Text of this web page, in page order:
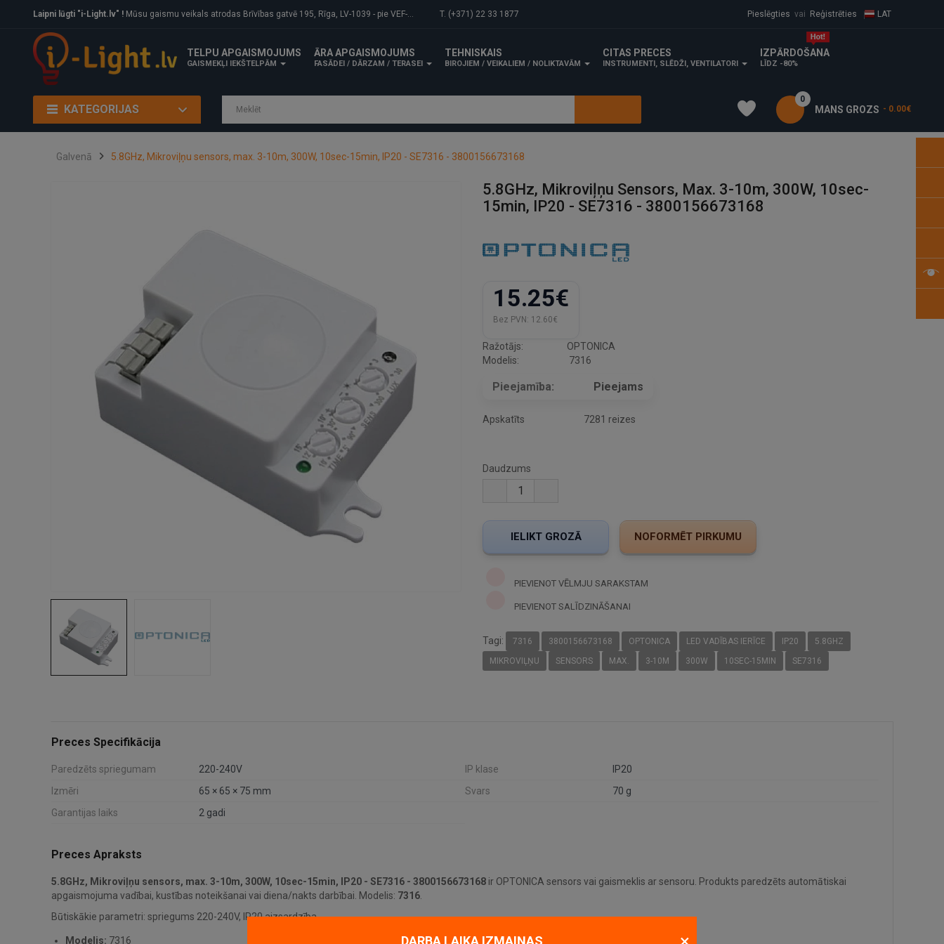
Laipni lūgti "i-Light.lv" ! Mūsu gaismu veikals atrodas Brīvības gatvē 195, Rīga, LV-1039 - pie VEF-Gaisa tilta. T. (+371) 22 33 1877 Pieslēgties vai Reģistrēties LAT
TELPU APGAISMOJUMS
GAISMEKĻI IEKŠTELPĀM
ĀRA APGAISMOJUMS
FASĀDEI / DĀRZAM / TERASEI
TEHNISKAIS
BIROJIEM / VEIKALIEM / NOLIKTAVĀM
CITAS PRECES
INSTRUMENTI, SLĒDŽI, VENTILATORI
IZPĀRDOŠANA
LĪDZ -80%
KATEGORIJAS MANS GROZS
0
- 0.00€
Galvenā 5.8GHz, Mikroviļņu sensors, max. 3-10m, 300W, 10sec-15min, IP20 - SE7316 - 3800156673168
5.8GHz, Mikroviļņu Sensors, Max. 3-10m, 300W, 10sec-
15min, IP20 - SE7316 - 3800156673168
15.25€
Bez PVN: 12.60€
Ražotājs:
OPTONICA
Modelis:
7316
Pieejamība: Pieejams
Apskatīts 7281 reizes
Daudzums
PIEVIENOT VĒLMJU SARAKSTAM
PIEVIENOT SALĪDZINĀŠANAI
Tagi: 7316 3800156673168 OPTONICA LED VADĪBAS IERĪCE IP20
5.8GHZ
MIKROVIĻŅU
SENSORS MAX. 3-10M 300W 10SEC-15MIN SE7316
Preces Specifikācija
Paredzēts spriegumam 220-240V IP klase
IP20
Izmēri
65 × 65 × 75 mm Svars
70 g
Garantijas laiks
2 gadi
Preces Apraksts
5.8GHz, Mikroviļņu sensors, max. 3-10m, 300W, 10sec-15min, IP20 - SE7316 - 3800156673168 ir OPTONICA sensors vai gaismeklis ar sensoru. Produkts paredzēts automātiskai
apgaismojuma vadībai, kustības noteikšanai vai diena/nakts darbībai. Modelis: 7316
Būtiskākie parametri: spriegums 220-240V, IP20 aizsardzība.
Modelis: 7316
DARBA LAIKA IZMAIŅAS